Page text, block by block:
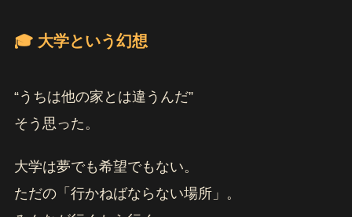
🎓 大学という幻想
“うちは他の家とは違うんだ”
そう思った。
大学は夢でも希望でもない。
ただの「行かねばならない場所」。